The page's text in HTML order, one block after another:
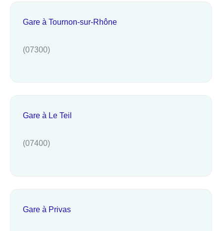
Gare à Tournon-sur-Rhône
(07300)
Gare à Le Teil
(07400)
Gare à Privas